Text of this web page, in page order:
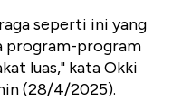
seperti ini yang
program-program
luas," kata Okki
(28/4/2025).